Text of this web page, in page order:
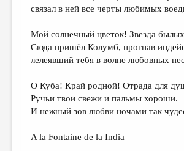
связал в ней все черты любимых
Мой солнечный цветок! Звезда
Сюда пришёл Колумб, прогнав
лелеявший тебя в волне любовных
О Куба! Край родной! Отрада для
Ручьи твои свежи и пальмы хороши.
И нежный зов любви ночами так
A la Fontaine de la India